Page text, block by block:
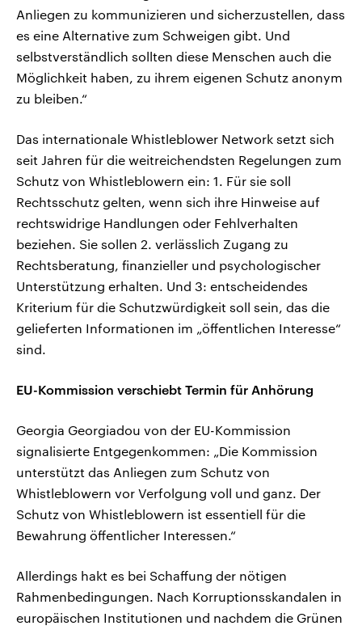
Anliegen zu kommunizieren und sicherzustellen, dass
es eine Alternative zum Schweigen gibt. Und
selbstverständlich sollten diese Menschen auch die
Möglichkeit haben, zu ihrem eigenen Schutz anonym
zu bleiben.“
Das internationale Whistleblower Network setzt sich
seit Jahren für die weitreichendsten Regelungen zum
Schutz von Whistleblowern ein: 1. Für sie soll
Rechtsschutz gelten, wenn sich ihre Hinweise auf
rechtswidrige Handlungen oder Fehlverhalten
beziehen. Sie sollen 2. verlässlich Zugang zu
Rechtsberatung, finanzieller und psychologischer
Unterstützung erhalten. Und 3: entscheidendes
Kriterium für die Schutzwürdigkeit soll sein, das die
gelieferten Informationen im „öffentlichen Interesse“
sind.
EU-Kommission verschiebt Termin für Anhörung
Georgia Georgiadou von der EU-Kommission
signalisierte Entgegenkommen: „Die Kommission
unterstützt das Anliegen zum Schutz von
Whistleblowern vor Verfolgung voll und ganz. Der
Schutz von Whistleblowern ist essentiell für die
Bewahrung öffentlicher Interessen.“
Allerdings hakt es bei Schaffung der nötigen
Rahmenbedingungen. Nach Korruptionsskandalen in
europäischen Institutionen und nachdem die Grünen